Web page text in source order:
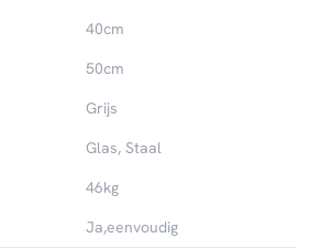
40cm
50cm
Grijs
Glas, Staal
46kg
Ja,eenvoudig